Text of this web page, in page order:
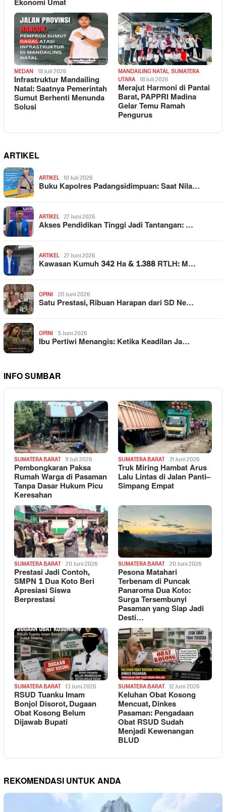
MEDAN 18 Juli 2026
Infrastruktur Mandailing
Natal: Saatnya Pemerintah
Sumut Berhenti Menunda
Solusi
MANDAILING NATAL, SUMATERA
UTARA
18 Juli 2026
Merajut Harmoni di Pantai
Barat, PAPPRI Madina
Gelar Temu Ramah
Pengurus
ARTIKEL
ARTIKEL 10 Juli 2026
Buku Kapolres Padangsidimpuan: Saat Nila…
ARTIKEL 27 Juni 2026
Akses Pendidikan Tinggi Jadi Tantangan: …
ARTIKEL 27 Juni 2026
Kawasan Kumuh 342 Ha & 1.388 RTLH: M…
OPINI 20 Juni 2026
Satu Prestasi, Ribuan Harapan dari SD Ne…
OPINI 5 Juni 2026
Ibu Pertiwi Menangis: Ketika Keadilan Ja…
INFO SUMBAR
SUMATERA BARAT 11 Juli 2026
Pembongkaran Paksa
Rumah Warga di Pasaman
Tanpa Dasar Hukum Picu
Keresahan
SUMATERA BARAT 21 Juni 2026
Truk Miring Hambat Arus
Lalu Lintas di Jalan Panti–
Simpang Empat
SUMATERA BARAT 20 Juni 2026
Prestasi Jadi Contoh,
SMPN 1 Dua Koto Beri
Apresiasi Siswa
Berprestasi
SUMATERA BARAT 20 Juni 2026
Pesona Matahari
Terbenam di Puncak
Panaroma Dua Koto:
Surga Tersembunyi
Pasaman yang Siap Jadi
Desti…
SUMATERA BARAT 13 Juni 2026
RSUD Tuanku Imam
Bonjol Disorot, Dugaan
Obat Kosong Belum
Dijawab Bupati
SUMATERA BARAT 12 Juni 2026
Keluhan Obat Kosong
Mencuat, Dinkes
Pasaman: Pengadaan
Obat RSUD Sudah
Menjadi Kewenangan
BLUD
REKOMENDASI UNTUK ANDA